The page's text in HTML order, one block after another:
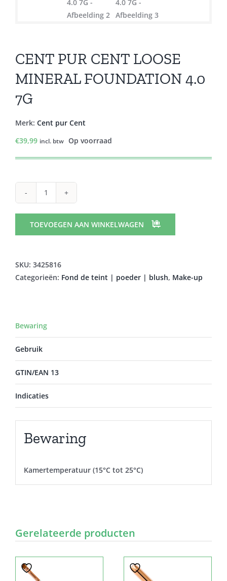
CENT PUR CENT LOOSE
MINERAL FOUNDATION 4.0
7G
Merk: Cent pur Cent
€39,99 incl. btw Op voorraad
CENT
CENT
LOOSE
FOUNDATION
4.0
TOEVOEGEN AAN WINKELWAGEN
SKU: 3425816
Categorieën: Fond de teint | poeder | blush, Make-up
Bewaring
Gebruik
GTIN/EAN 13
Indicaties
Bewaring
Kamertemperatuur (15°C tot 25°C)
Gerelateerde producten